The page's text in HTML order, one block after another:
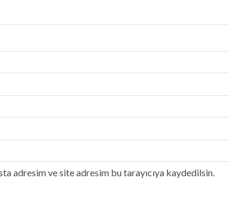
adresim ve site adresim bu tarayıcıya kaydedilsin.